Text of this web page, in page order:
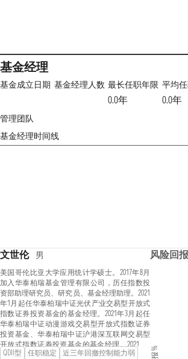
基金经理
基金成立日期 基金经理人数 最长任职年限
0.0年
平均
0.0年
管理团队
基金经理时间线
文世伦 男
美国哥伦比亚大学应用统计学硕士。2017年8月
加入华泰柏瑞基金管理有限公司，历任指数投
资部助理研究员、研究员、基金经理助理。2021
年1月起任华泰柏瑞中证光伏产业交易型开放式
指数证券投资基金的基金经理。2021年3月起任
华泰柏瑞中证动漫游戏交易型开放式指数证券
投资基金、华泰柏瑞中证沪港深互联网交易型
开放式指数证券投资基金的基金经理。2021年8
月起任华泰柏瑞中证光伏产业交易型开放式指
QDII型 任职稳定 近三年回撤控制能力弱
风险回报